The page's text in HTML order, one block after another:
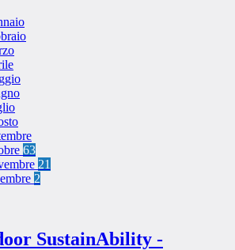
63
21
2
SustainAbility -